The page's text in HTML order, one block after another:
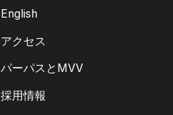
English
アクセス
パーパスとMVV
採用情報